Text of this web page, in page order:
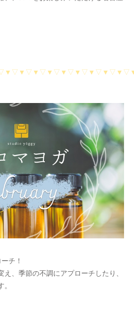
チ！
、季節の不調にアプローチしたり、